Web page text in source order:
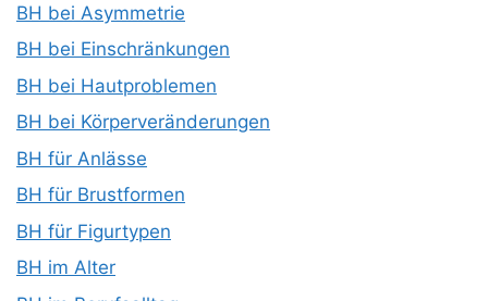
BH bei Asymmetrie
BH bei Einschränkungen
BH bei Hautproblemen
BH bei Körperveränderungen
BH für Anlässe
BH für Brustformen
BH für Figurtypen
BH im Alter